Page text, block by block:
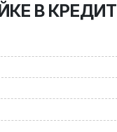
В КРЕДИТ